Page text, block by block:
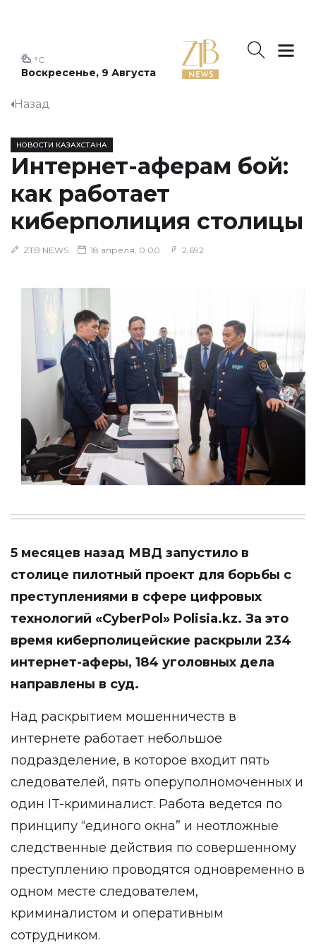
Воскресенье, 9 Августа
°C
Назад
НОВОСТИ КАЗАХСТАНА
Интернет-аферам бой:
как работает
киберполиция столицы
ZTB NEWS 18 апреля, 0:00 2,692
5 месяцев назад МВД запустило в
столице пилотный проект для борьбы с
преступлениями в сфере цифровых
технологий «CyberPol» Polisia.kz. За это
время киберполицейские раскрыли 234
интернет-аферы, 184 уголовных дела
направлены в суд.
Над раскрытием мошенничеств в
интернете работает небольшое
подразделение, в которое входит пять
следователей, пять оперуполномоченных и
один IT-криминалист. Работа ведется по
принципу “единого окна” и неотложные
следственные действия по совершенному
преступлению проводятся одновременно в
одном месте следователем,
криминалистом и оперативным
сотрудником.